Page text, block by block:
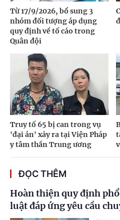
Từ 17/9/2026, bổ sung 3
nhóm đối tượng áp dụng
quy định về tố cáo trong
Quân đội
Truy tố 65 bị can trong vụ
'đại án' xảy ra tại Viện Pháp
y tâm thần Trung ương
ĐỌC THÊM
Hoàn thiện quy định
luật đáp ứng yêu cầu